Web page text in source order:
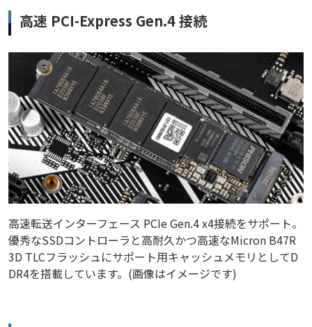
高速 PCI-Express Gen.4 接続
高速転送インターフェース PCIe Gen.4 x4接続をサポート。
優秀なSSDコントローラと高耐久かつ高速なMicron B47R
3D TLCフラッシュにサポート用キャッシュメモリとしてD
DR4を搭載しています。(画像はイメージです)